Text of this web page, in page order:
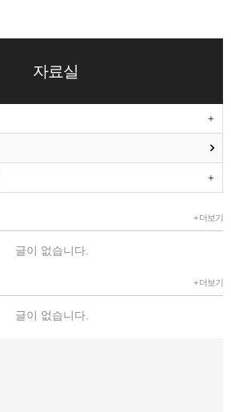
자료실
+ 더보기
글이 없습니다.
+ 더보기
글이 없습니다.